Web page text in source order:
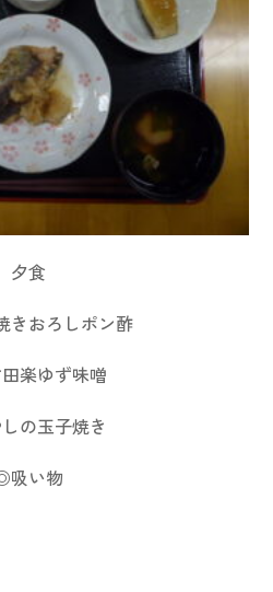
夕食
きおろしポン酢
楽ゆず味噌
の玉子焼き
吸い物